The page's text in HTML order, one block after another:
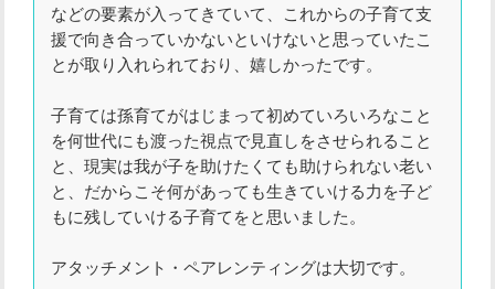
などの要素が入ってきていて、これからの子育て支
援で向き合っていかないといけないと思っていたこ
とが取り入れられており、嬉しかったです。
子育ては孫育てがはじまって初めていろいろなこと
を何世代にも渡った視点で見直しをさせられること
と、現実は我が子を助けたくても助けられない老い
と、だからこそ何があっても生きていける力を子ど
もに残していける子育てをと思いました。
アタッチメント・ペアレンティングは大切です。